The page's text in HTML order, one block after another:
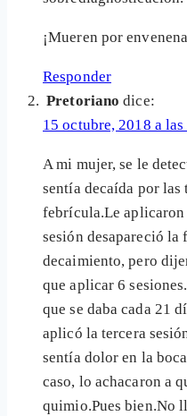
¡Mueren por
Responder
Pretoriano dice:
15 octubre, 2018 a las
A mi mujer, se le
sentía decaída por las
febrícula.Le
sesión desapareció
decaimiento, pero
que aplicar 6
que se daba cada 21
aplicó la tercera
sentía dolor en la
caso, lo achacaron a
quimio.Pues bien.No